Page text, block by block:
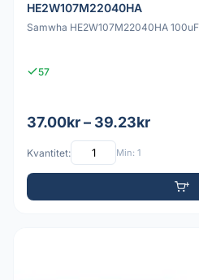
HE2W107M22040HA
Samwha HE2W107M22040HA
57
37.00kr – 39.23kr
Kvantitet: Min: 1